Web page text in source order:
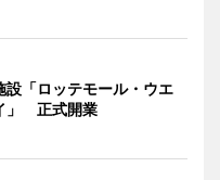
設「ロッテモール・ウエ
」 正式開業